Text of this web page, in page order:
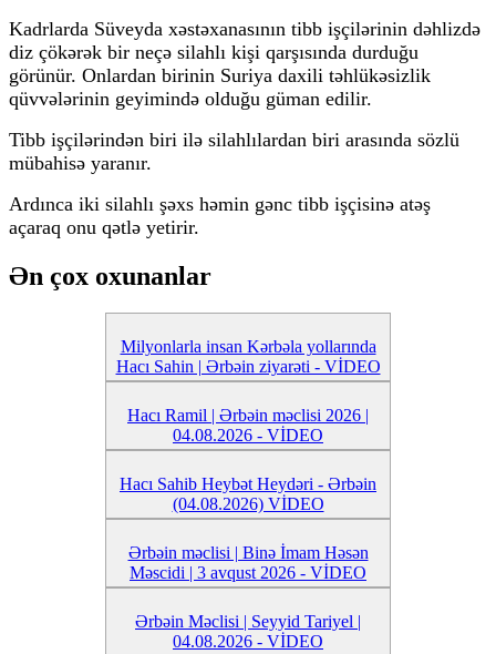
Kadrlarda Süveyda xəstəxanasının tibb işçilərinin dəhlizdə
diz çökərək bir neçə silahlı kişi qarşısında durduğu
görünür. Onlardan birinin Suriya daxili təhlükəsizlik
qüvvələrinin geyimində olduğu güman edilir.
Tibb işçilərindən biri ilə silahlılardan biri arasında sözlü
mübahisə yaranır.
Ardınca iki silahlı şəxs həmin gənc tibb işçisinə atəş
açaraq onu qətlə yetirir.
Ən çox oxunanlar
Milyonlarla insan Kərbəla yollarında
Hacı Sahin | Ərbəin ziyarəti - VİDEO
Hacı Ramil | Ərbəin məclisi 2026 |
04.08.2026 - VİDEO
Hacı Sahib Heybət Heydəri - Ərbəin
(04.08.2026) VİDEO
Ərbəin məclisi | Binə İmam Həsən
Məscidi | 3 avqust 2026 - VİDEO
Ərbəin Məclisi | Seyyid Tariyel |
04.08.2026 - VİDEO